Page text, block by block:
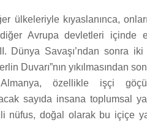
ülkeleriyle kıyaslanınca,
Avrupa devletleri
II. Dünya Savaşı’ndan sonra
Duvarı”nın yıkılmasından
özellikle işçi
sayıda insana toplumsal
nüfus, doğal olarak bu içiçe